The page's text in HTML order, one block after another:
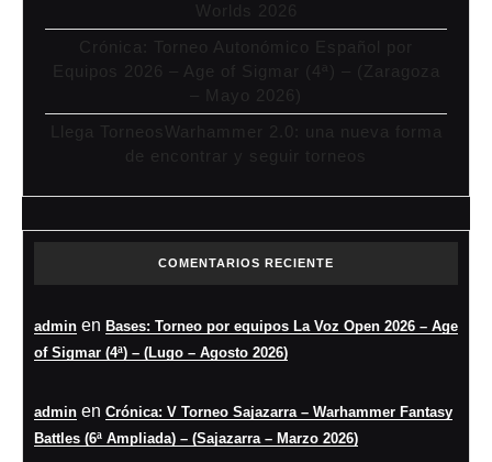
Worlds 2026
Crónica: Torneo Autonómico Español por
Equipos 2026 – Age of Sigmar (4ª) – (Zaragoza
– Mayo 2026)
Llega TorneosWarhammer 2.0: una nueva forma
de encontrar y seguir torneos
COMENTARIOS RECIENTE
admin en Bases: Torneo por equipos La Voz Open 2026 – Age
of Sigmar (4ª) – (Lugo – Agosto 2026)
admin en Crónica: V Torneo Sajazarra – Warhammer Fantasy
Battles (6ª Ampliada) – (Sajazarra – Marzo 2026)